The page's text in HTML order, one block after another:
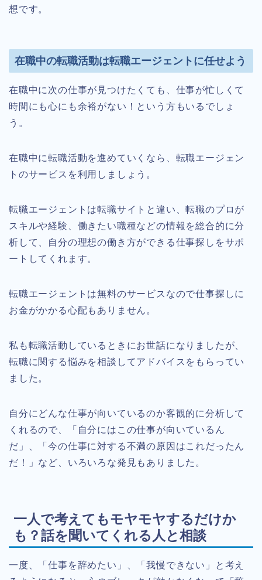
想です。
在職中の転職活動は転職エージェントに任せよう
在職中に次の仕事が見つけたくても、仕事が忙しくて
時間にも心にも余裕がない！という方もいるでしょ
う。
在職中に転職活動を進めていくなら、転職エージェン
トのサービスを利用しましょう。
転職エージェントは転職サイトと違い、転職のプロが
スキルや経験、働きたい職種などの情報を総合的に分
析して、自分の理想の働き方ができる仕事探しをサポ
ートしてくれます。
転職エージェントは無料のサービスなので仕事探しに
お金がかかる心配もありません。
私も転職活動しているときにお世話になりましたが、
転職に関する悩みを相談してアドバイスをもらってい
ました。
自分にどんな仕事が向いているのか客観的に分析して
くれるので、「自分にはこの仕事が向いているん
だ」、「今の仕事に対する不満の原因はこれだったん
だ！」など、いろいろな発見もありました。
一人で考えてもモヤモヤするだけか
も？話を聞いてくれる人と相談
一度、「仕事を辞めたい」、「我慢できない」と考え